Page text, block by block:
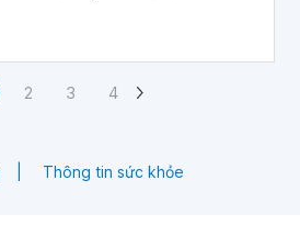
2 3 4
Thông tin sức khỏe